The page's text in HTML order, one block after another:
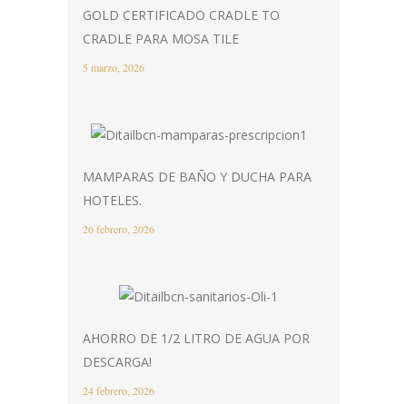
GOLD CERTIFICADO CRADLE TO
CRADLE PARA MOSA TILE
5 marzo, 2026
MAMPARAS DE BAÑO Y DUCHA PARA
HOTELES.
26 febrero, 2026
AHORRO DE 1/2 LITRO DE AGUA POR
DESCARGA!
24 febrero, 2026